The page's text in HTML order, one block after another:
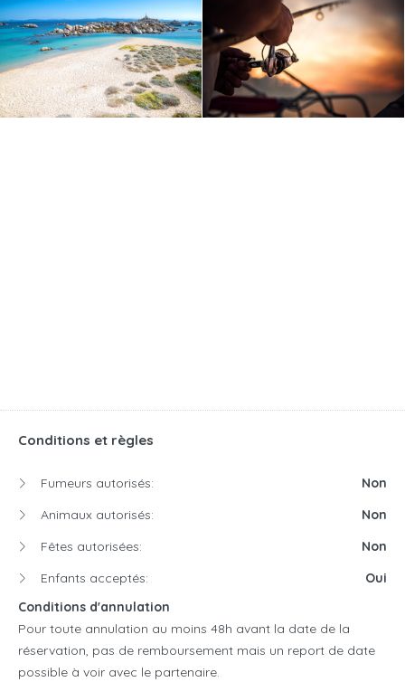
Conditions et règles
Fumeurs autorisés:
Non
Animaux autorisés:
Non
Fêtes autorisées:
Non
Enfants acceptés:
Oui
Conditions d'annulation
Pour toute annulation au moins 48h avant la date de la
réservation, pas de remboursement mais un report de date
possible à voir avec le partenaire.